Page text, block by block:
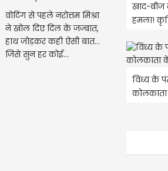
वोटिंग से पहले नरोत्तम मिश्रा
ने खोल दिए दिल के जज्बात,
हाथ जोड़कर कही ऐसी बात...
जिसे सुन हर कोई...
खाद-बीज
हमला!
विंध्य के
कोलकाता